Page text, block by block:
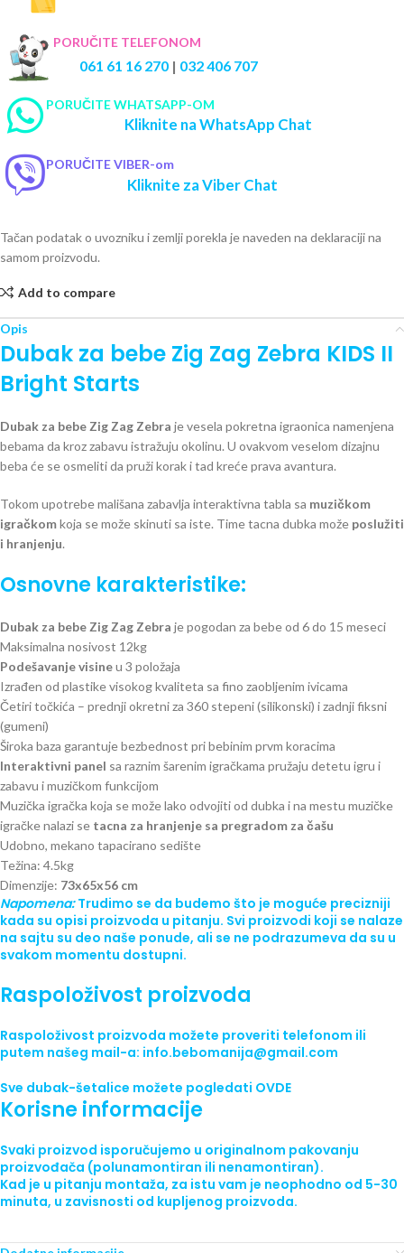
PORUČITE TELEFONOM
061 61 16 270 | 032 406 707
PORUČITE WHATSAPP-OM
Kliknite na WhatsApp Chat
PORUČITE VIBER-om
Kliknite za Viber Chat
Tačan podatak o uvozniku i zemlji porekla je naveden na deklaraciji na
samom proizvodu.
Add to compare
Opis
Dubak za bebe Zig Zag Zebra KIDS II
Bright Starts
Dubak za bebe Zig Zag Zebra je vesela pokretna igraonica namenjena
bebama da kroz zabavu istražuju okolinu. U ovakvom veselom dizajnu
beba će se osmeliti da pruži korak i tad kreće prava avantura.
Tokom upotrebe mališana zabavlja interaktivna tabla sa muzičkom
igračkomkoja se može skinuti sa iste. Time tacna dubka može poslužiti
i hranjenju.
Osnovne karakteristike:
Dubak za bebe Zig Zag Zebra je pogodan za bebe od 6 do 15 meseci
Maksimalna nosivost 12kg
Podešavanje visineu 3 položaja
Izrađen od plastike visokog kvaliteta sa fino zaobljenim ivicama
Četiri točkića – prednji okretni za 360 stepeni (silikonski) i zadnji fiksni
(gumeni)
Široka baza garantuje bezbednost pri bebinim prvm koracima
Interaktivni panel sa raznim šarenim igračkama pružaju detetu igru i
zabavu i muzičkom funkcijom
Muzička igračka koja se može lako odvojiti od dubka i na mestu muzičke
igračke nalazi se tacna za hranjenje sa pregradom za čašu
Udobno, mekano tapacirano sedište
Težina: 4.5kg
Dimenzije: 73x65x56 cm
Napomena:Trudimo se da budemo što je moguće precizniji
kada su opisi proizvoda u pitanju. Svi proizvodi koji se nalaze
na sajtu su deo naše ponude, ali se ne podrazumeva da su u
svakom momentu dostupni.
Raspoloživost proizvoda
Raspoloživost proizvoda možete proveriti telefonom ili
putem našeg mail-a: info.bebomanija@gmail.com
Sve dubak-šetalice možete pogledati OVDE
Korisne informacije
Svaki proizvod isporučujemo u originalnom pakovanju
proizvođača (polunamontiran ili nenamontiran).
Kad je u pitanju montaža, za istu vam je neophodno od 5-30
minuta, u zavisnosti od kupljenog proizvoda.